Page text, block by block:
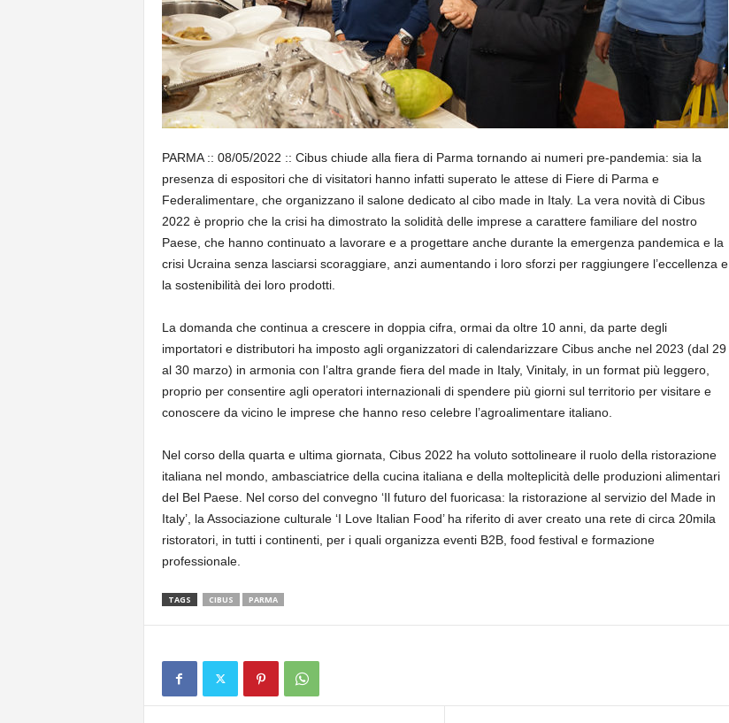
PARMA :: 08/05/2022 :: Cibus chiude alla fiera di Parma tornando ai numeri pre-pandemia: sia la
presenza di espositori che di visitatori hanno infatti superato le attese di Fiere di Parma e
Federalimentare, che organizzano il salone dedicato al cibo made in Italy. La vera novità di Cibus
2022 è proprio che la crisi ha dimostrato la solidità delle imprese a carattere familiare del nostro
Paese, che hanno continuato a lavorare e a progettare anche durante la emergenza pandemica e la
crisi Ucraina senza lasciarsi scoraggiare, anzi aumentando i loro sforzi per raggiungere l’eccellenza e
la sostenibilità dei loro prodotti.
La domanda che continua a crescere in doppia cifra, ormai da oltre 10 anni, da parte degli
importatori e distributori ha imposto agli organizzatori di calendarizzare Cibus anche nel 2023 (dal 29
al 30 marzo) in armonia con l’altra grande fiera del made in Italy, Vinitaly, in un format più leggero,
proprio per consentire agli operatori internazionali di spendere più giorni sul territorio per visitare e
conoscere da vicino le imprese che hanno reso celebre l’agroalimentare italiano.
Nel corso della quarta e ultima giornata, Cibus 2022 ha voluto sottolineare il ruolo della ristorazione
italiana nel mondo, ambasciatrice della cucina italiana e della molteplicità delle produzioni alimentari
del Bel Paese. Nel corso del convegno ‘Il futuro del fuoricasa: la ristorazione al servizio del Made in
Italy’, la Associazione culturale ‘I Love Italian Food’ ha riferito di aver creato una rete di circa 20mila
ristoratori, in tutti i continenti, per i quali organizza eventi B2B, food festival e formazione
professionale.
TAGS CIBUS PARMA